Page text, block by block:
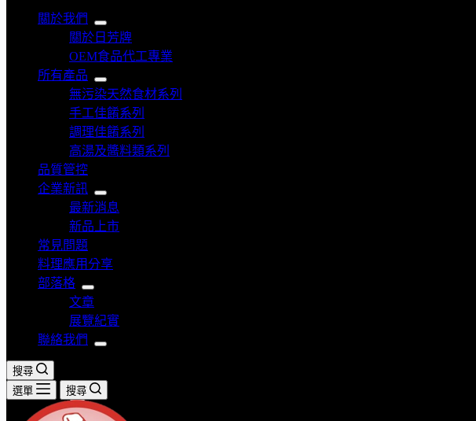
關於我們
關於日芳牌
OEM食品代工專業
所有產品
無污染天然食材系列
手工佳餚系列
調理佳餚系列
高湯及醬料類系列
品質管控
企業新訊
最新消息
新品上市
常見問題
料理應用分享
部落格
文章
展覽紀實
聯絡我們
搜尋
選單
搜尋